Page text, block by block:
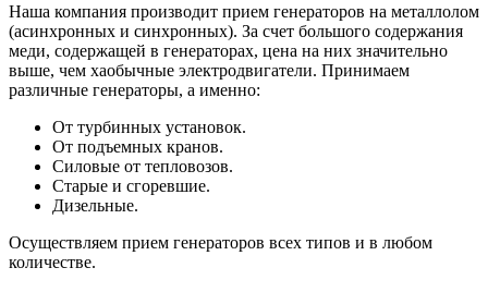
Наша компания производит прием генераторов на металлолом
(асинхронных и синхронных). За счет большого содержания
меди, содержащей в генераторах, цена на них значительно
выше, чем хаобычные электродвигатели. Принимаем
различные генераторы, а именно:
От турбинных установок.
От подъемных кранов.
Силовые от тепловозов.
Старые и сгоревшие.
Дизельные.
Осуществляем прием генераторов всех типов и в любом
количестве.